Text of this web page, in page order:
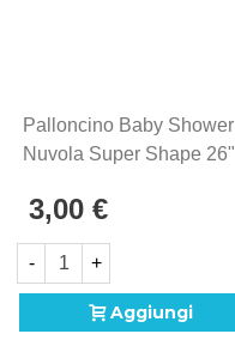
Palloncino Baby Shower
Nuvola Super Shape 26"
3,00 €
- +
Aggiungi